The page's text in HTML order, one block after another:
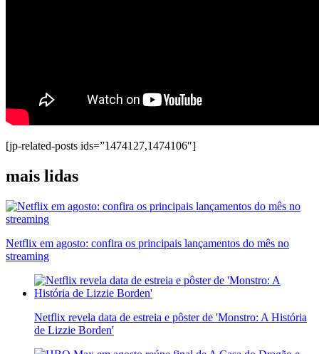
[jp-related-posts ids=”1474127,1474106″]
mais lidas
Netflix em agosto: confira os principais lançamentos do mês no
streaming
Netflix revela data de estreia e pôster de 'Monstro: A História
de Lizzie Borden'